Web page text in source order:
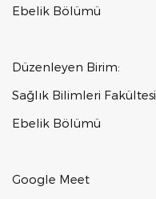
Ebelik Bölümü
Düzenleyen Birim:
Sağlık Bilimleri Fakültesi
Ebelik Bölümü
Google Meet